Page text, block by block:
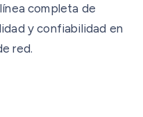
completa de
y confiabilidad en
red.